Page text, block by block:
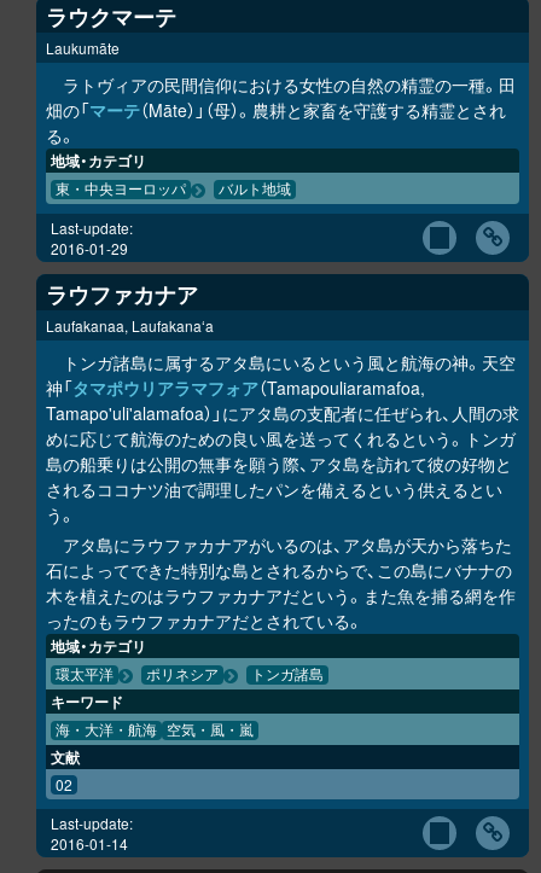
ラウクマーテ
Laukumāte
ラトヴィアの民間信仰における女性の自然の精霊の一種。田
畑の「マーテ（Māte）」（母）。農耕と家畜を守護する精霊とされ
る。
地域・カテゴリ
東・中央ヨーロッパ バルト地域
Last-update:
2016-01-29
ラウファカナア
Laufakanaa, Laufakanaʻa
トンガ諸島に属するアタ島にいるという風と航海の神。天空
神「タマポウリアラマフォア（Tamapouliaramafoa,
Tamapo'uli'alamafoa）」にアタ島の支配者に任ぜられ、人間の求
めに応じて航海のための良い風を送ってくれるという。トンガ
島の船乗りは公開の無事を願う際、アタ島を訪れて彼の好物と
されるココナツ油で調理したパンを備えるという供えるとい
う。
アタ島にラウファカナアがいるのは、アタ島が天から落ちた
石によってできた特別な島とされるからで、この島にバナナの
木を植えたのはラウファカナアだという。また魚を捕る網を作
ったのもラウファカナアだとされている。
地域・カテゴリ
環太平洋 ポリネシア トンガ諸島
キーワード
海・大洋・航海 空気・風・嵐
文献
02
Last-update:
2016-01-14